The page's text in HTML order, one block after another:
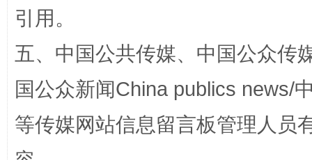
漫山遍野的桃花与雪山、麦地、白藏房 除
引用。
五、中国公共传媒、中国公众传
国公众新闻China publics news/
等传媒网站信息留言板管理人员